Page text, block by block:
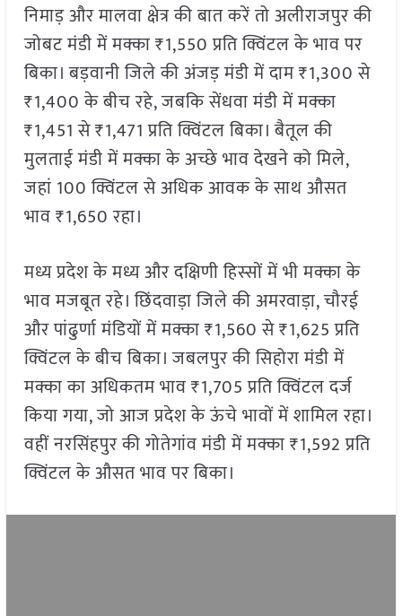
निमाड़ और मालवा क्षेत्र की बात करें तो अलीराजपुर की
जोबट मंडी में मक्का ₹1,550 प्रति क्विंटल के भाव पर
बिका। बड़वानी जिले की अंजड़ मंडी में दाम ₹1,300 से
₹1,400 के बीच रहे, जबकि सेंधवा मंडी में मक्का
₹1,451 से ₹1,471 प्रति क्विंटल बिका। बैतूल की
मुलताई मंडी में मक्का के अच्छे भाव देखने को मिले,
जहां 100 क्विंटल से अधिक आवक के साथ औसत
भाव ₹1,650 रहा।
मध्य प्रदेश के मध्य और दक्षिणी हिस्सों में भी मक्का के
भाव मजबूत रहे। छिंदवाड़ा जिले की अमरवाड़ा, चौरई
और पांढुर्णा मंडियों में मक्का ₹1,560 से ₹1,625 प्रति
क्विंटल के बीच बिका। जबलपुर की सिहोरा मंडी में
मक्का का अधिकतम भाव ₹1,705 प्रति क्विंटल दर्ज
किया गया, जो आज प्रदेश के ऊंचे भावों में शामिल रहा।
वहीं नरसिंहपुर की गोतेगांव मंडी में मक्का ₹1,592 प्रति
क्विंटल के औसत भाव पर बिका।